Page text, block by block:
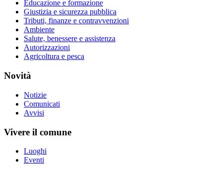
Educazione e formazione
Giustizia e sicurezza pubblica
Tributi, finanze e contravvenzioni
Ambiente
Salute, benessere e assistenza
Autorizzazioni
Agricoltura e pesca
Novità
Notizie
Comunicati
Avvisi
Vivere il comune
Luoghi
Eventi